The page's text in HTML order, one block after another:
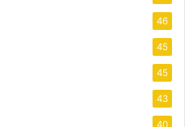
46
45
45
43
40